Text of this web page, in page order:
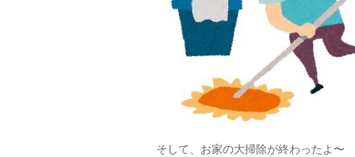
そして、お家の大掃除が終わったよ〜